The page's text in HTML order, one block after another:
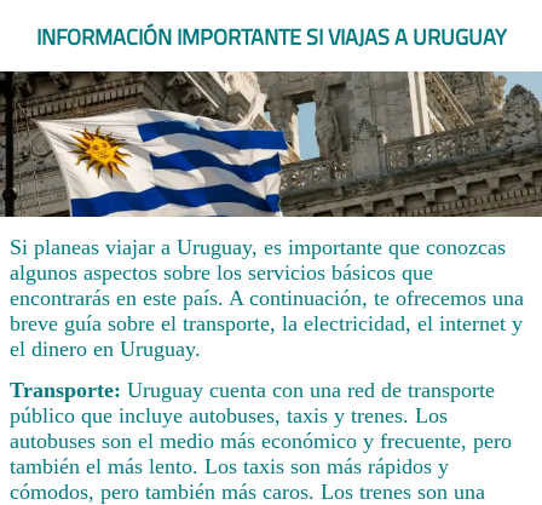
INFORMACIÓN IMPORTANTE SI VIAJAS A URUGUAY
Si planeas viajar a Uruguay, es importante que conozcas
algunos aspectos sobre los servicios básicos que
encontrarás en este país. A continuación, te ofrecemos una
breve guía sobre el transporte, la electricidad, el internet y
el dinero en Uruguay.
Transporte: Uruguay cuenta con una red de transporte
público que incluye autobuses, taxis y trenes. Los
autobuses son el medio más económico y frecuente, pero
también el más lento. Los taxis son más rápidos y
cómodos, pero también más caros. Los trenes son una